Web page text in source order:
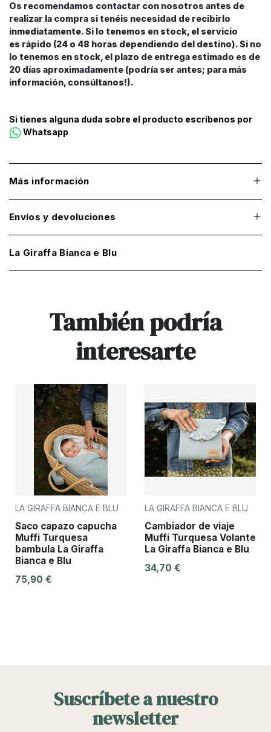
Os recomendamos contactar con nosotros antes de
realizar la compra si tenéis necesidad de recibirlo
inmediatamente. Si lo tenemos en stock, el servicio
es rápido (24 o 48 horas dependiendo del destino). Si no
lo tenemos en stock, el plazo de entrega estimado es de
20 días aproximadamente (podría ser antes; para más
información, consúltanos!).
Si tienes alguna duda sobre el producto escríbenos por
Whatsapp
Más información
Envíos y devoluciones
La Giraffa Bianca e Blu
También podría
interesarte
LA GIRAFFA BIANCA E BLU
Saco capazo capucha
Muffi Turquesa
bambula La Giraffa
Bianca e Blu
75,90 €
LA GIRAFFA BIANCA E BLU
Cambiador de viaje
Muffi Turquesa Volante
La Giraffa Bianca e Blu
34,70 €
Suscríbete a nuestro
newsletter